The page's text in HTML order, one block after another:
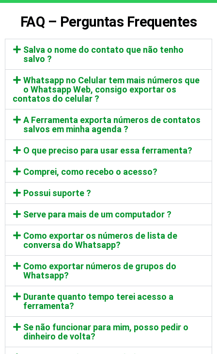
FAQ – Perguntas Frequentes
Salva o nome do contato que não tenho
salvo ?
Whatsapp no Celular tem mais números que
o Whatsapp Web, consigo exportar os
contatos do celular ?
A Ferramenta exporta números de contatos
salvos em minha agenda ?
O que preciso para usar essa ferramenta?
Comprei, como recebo o acesso?
Possui suporte ?
Serve para mais de um computador ?
Como exportar os números de lista de
conversa do Whatsapp?
Como exportar números de grupos do
Whatsapp?
Durante quanto tempo terei acesso a
ferramenta?
Se não funcionar para mim, posso pedir o
dinheiro de volta?